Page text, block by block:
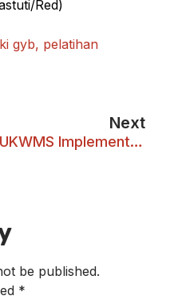
Red)
gyb, pelatihan
Next
UKWMS Implementasikan Bantuan Pendanaan MBKM
be published.
*